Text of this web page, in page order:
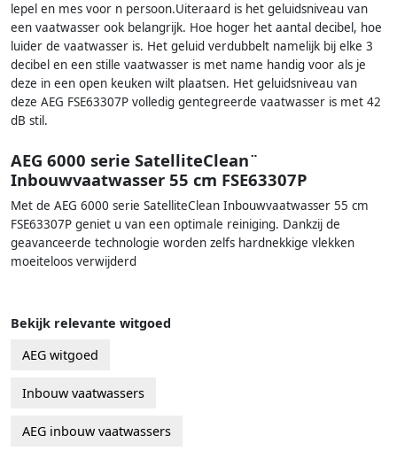
lepel en mes voor n persoon.Uiteraard is het geluidsniveau van
een vaatwasser ook belangrijk. Hoe hoger het aantal decibel, hoe
luider de vaatwasser is. Het geluid verdubbelt namelijk bij elke 3
decibel en een stille vaatwasser is met name handig voor als je
deze in een open keuken wilt plaatsen. Het geluidsniveau van
deze AEG FSE63307P volledig gentegreerde vaatwasser is met 42
dB stil.
AEG 6000 serie SatelliteClean¨
Inbouwvaatwasser 55 cm FSE63307P
Met de AEG 6000 serie SatelliteClean Inbouwvaatwasser 55 cm
FSE63307P geniet u van een optimale reiniging. Dankzij de
geavanceerde technologie worden zelfs hardnekkige vlekken
moeiteloos verwijderd
Bekijk relevante witgoed
AEG witgoed
Inbouw vaatwassers
AEG inbouw vaatwassers